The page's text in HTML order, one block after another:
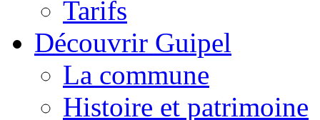
Tarifs
Découvrir Guipel
La commune
Histoire et patrimoine